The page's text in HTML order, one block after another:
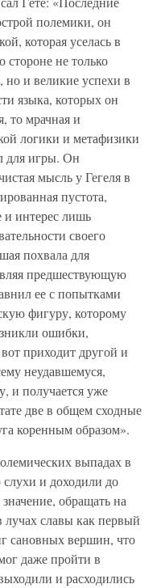
полемики, он
которая уселась в
стороне не только
и великие успехи в
языка, которых он
то мрачная и
логики и метафизики
для игры. Он
мысль у Гегеля в
пустота,
и интерес лишь
своего
похвала для
предшествующую
ее с попытками
фигуру, которому
ошибки,
приходит другой и
неудавшемуся,
и получается уже
две в общем сходные
коренным образом».
выпадах в
и доходили до
обращать на
славы как первый
сановных вершин, что
даже пройти в
и расходились